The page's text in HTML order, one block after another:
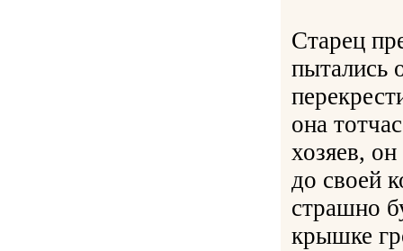
Старец
пытались
она
хозяев,
до своей
страшно
крышке